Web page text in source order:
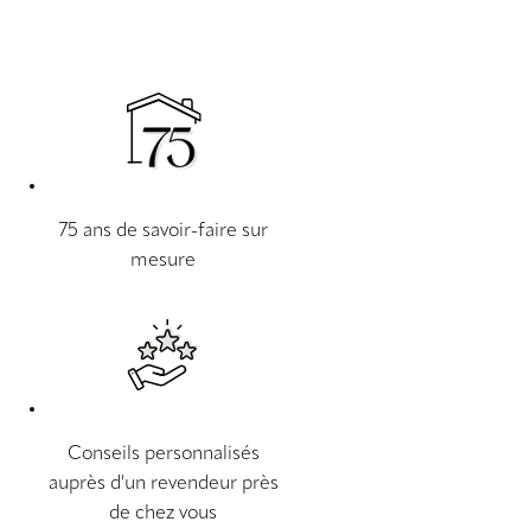
75 ans de savoir-faire sur
mesure
Conseils personnalisés
auprès d'un revendeur près
de chez vous